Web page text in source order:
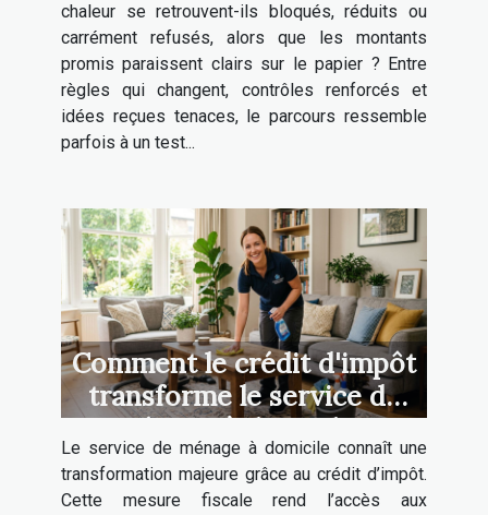
chaleur se retrouvent-ils bloqués, réduits ou
carrément refusés, alors que les montants
promis paraissent clairs sur le papier ? Entre
règles qui changent, contrôles renforcés et
idées reçues tenaces, le parcours ressemble
parfois à un test...
Comment le crédit d'impôt
transforme le service de
ménage à domicile ?
Le service de ménage à domicile connaît une
transformation majeure grâce au crédit d’impôt.
Cette mesure fiscale rend l’accès aux